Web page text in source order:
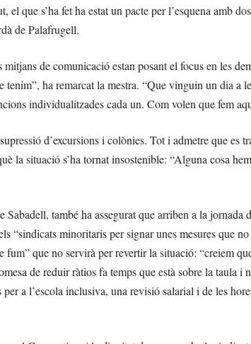
que s’ha fet ha estat un pacte per l’esquena amb
de Palafrugell.
de comunicació estan posant el focus en les
ha remarcat la mestra. “Que vinguin un dia a
individualitzades cada un. Com volen que fem
d’excursions i colònies. Tot i admetre que es
la situació s’ha tornat insostenible: “Alguna cosa
també ha assegurat que arriben a la jornada
“sindicats minoritaris per signar unes mesures que
que no servirà per revertir la situació: “creiem
de reduir ràtios fa temps que està sobre la taula i
a l’escola inclusiva, una revisió salarial i de les